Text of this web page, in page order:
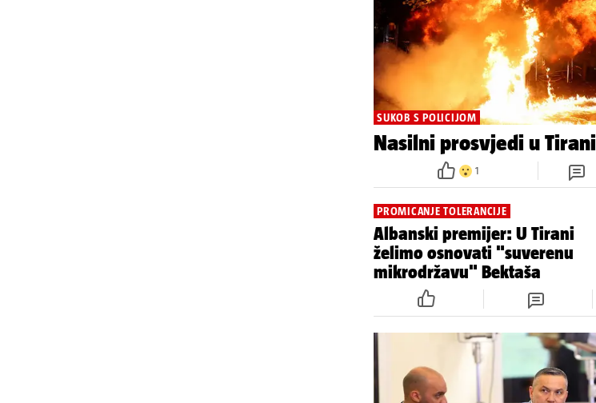
SUKOB S POLICIJOM
Nasilni prosvjedi u Tirani
1
PROMICANJE TOLERANCIJE
Albanski premijer: U Tirani
želimo osnovati "suverenu
mikrodržavu" Bektaša